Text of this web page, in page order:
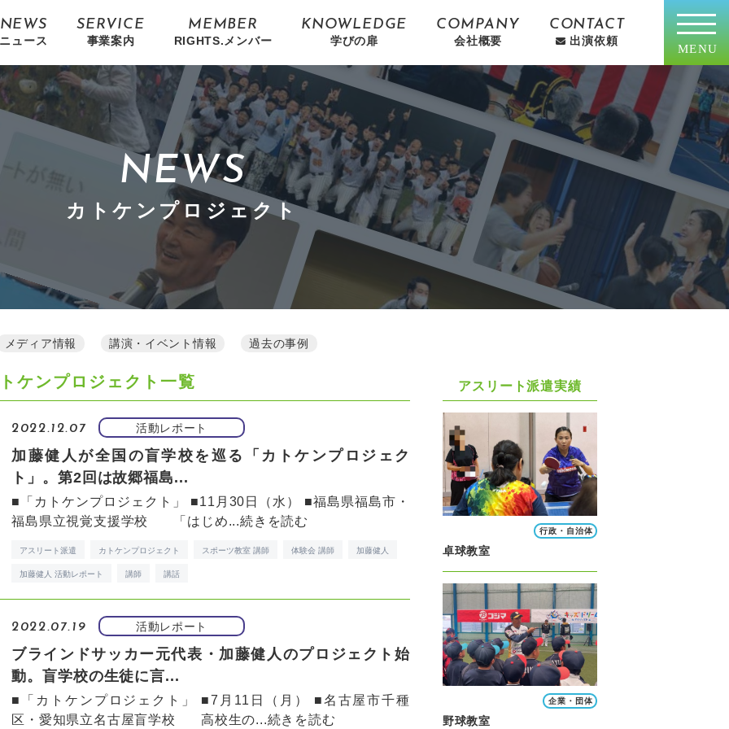
NEWS
ニュース
SERVICE
事業案内
MEMBER
RIGHTS.メンバー
KNOWLEDGE
学びの扉
COMPANY
会社概要
CONTACT
出演依頼
MENU
NEWS
カトケンプロジェクト
メディア情報 講演・イベント情報 過去の事例
ケンプロジェクト一覧
2022.12.07 活動レポート
加藤健人が全国の盲学校を巡る「カトケンプロジェク
ト」。第2回は故郷福島...
■「カトケンプロジェクト」 ■11月30日（水） ■福島県福島市・
福島県立視覚支援学校 「はじめ...続きを読む
アスリート派遣 カトケンプロジェクト スポーツ教室 講師 体験会 講師 加藤健人
加藤健人 活動レポート 講師 講話
2022.07.19 活動レポート
ブラインドサッカー元代表・加藤健人のプロジェクト始
動。盲学校の生徒に言...
■「カトケンプロジェクト」 ■7月11日（月） ■名古屋市千種
区・愛知県立名古屋盲学校 高校生の...続きを読む
アスリート派遣実績
行政・自治体
卓球教室
企業・団体
野球教室